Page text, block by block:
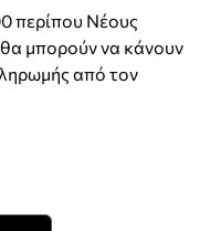
περίπου Νέους
µπορούν να κάνουν
από τον